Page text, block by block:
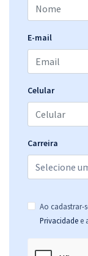
E-mail
Celular
Carreira
Ao cadastrar-
Privacidade e